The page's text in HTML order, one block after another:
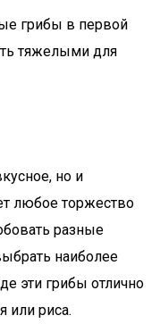
грибы в первой
тяжелыми для
но и
любое торжество
разные
наиболее
эти грибы отлично
или риса.